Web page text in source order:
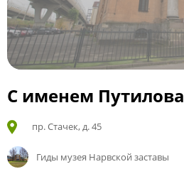
С именем Путилова
пр. Стачек, д. 45
Гиды музея Нарвской заставы